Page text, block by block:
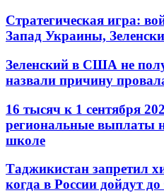
Стратегическая игра:
Запад Украины,
Зеленский в США не
назвали причину
16 тысяч к 1 сентября
региональные выплаты
школе
Таджикистан запретил
когда в России дойдут